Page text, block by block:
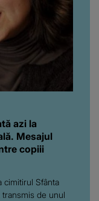
să ne...”
azi la
Mesajul
copiii
cimitirul Sfânta
de unul